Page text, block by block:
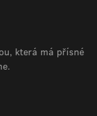
která má přísné